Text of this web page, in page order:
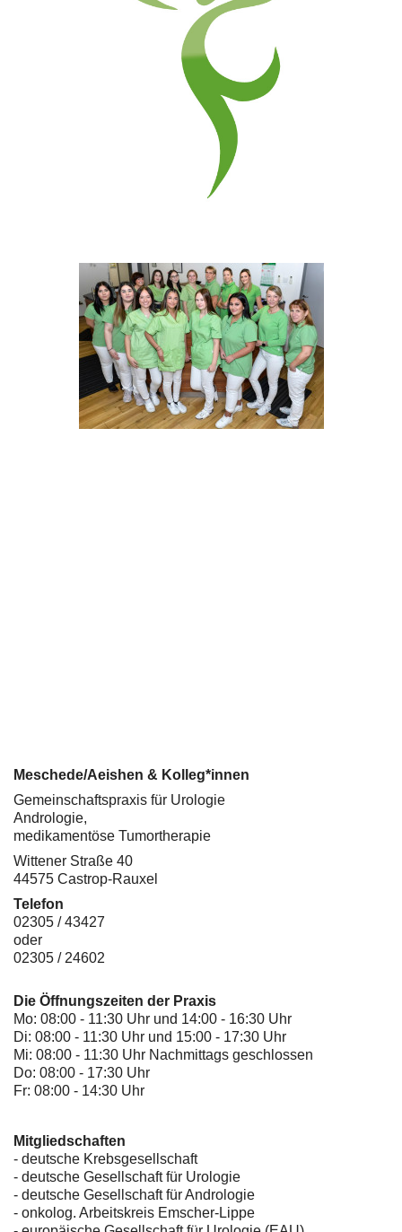
Meschede/Aeishen & Kolleg*innen
Gemeinschaftspraxis für Urologie
Andrologie,
medikamentöse Tumortherapie
Wittener Straße 40
44575 Castrop-Rauxel
Telefon
02305 / 43427
oder
02305 / 24602
Die Öffnungszeiten der Praxis
Mo: 08:00 - 11:30 Uhr und 14:00 - 16:30 Uhr
Di: 08:00 - 11:30 Uhr und 15:00 - 17:30 Uhr
Mi: 08:00 - 11:30 Uhr Nachmittags geschlossen
Do: 08:00 - 17:30 Uhr
Fr: 08:00 - 14:30 Uhr
Mitgliedschaften
- deutsche Krebsgesellschaft
- deutsche Gesellschaft für Urologie
- deutsche Gesellschaft für Andrologie
- onkolog. Arbeitskreis Emscher-Lippe